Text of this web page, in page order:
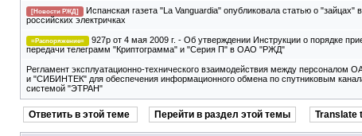
[Новости РЖД]
Испанская газета "La Vanguardia" опубликовала статью о "зайцах" в
российских электричках
=Распоряжение=
927р от 4 мая 2009 г. - Об утверждении Инструкции о порядке
передачи телеграмм "Криптограмма" и "Серия П" в ОАО "РЖД"
Регламент эксплуатационно-технического взаимодействия между персоналом
и "СИБИНТЕК" для обеспечения информационного обмена по спутниковым
системой "ЭТРАН"
Ответить в этой теме Перейти в раздел этой темы Translate